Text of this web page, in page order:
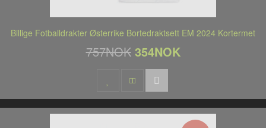
Billige Fotballdrakter Østerrike Bortedraktsett EM 2024 Kortermet
757NOK 354NOK